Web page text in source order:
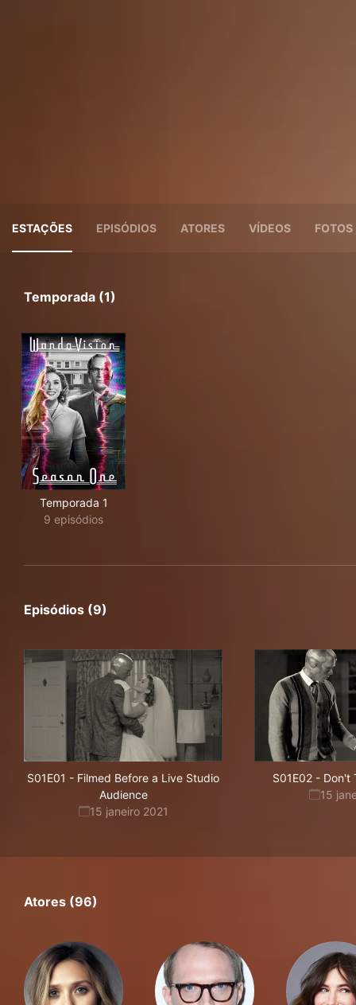
ESTAÇÕES EPISÓDIOS ATORES VÍDEOS FOTOS
Temporada (1)
Temporada 1
9 episódios
Episódios (9)
S01E01 - Filmed Before a Live Studio
Audience
15 janeiro 2021
S01E02 - Don't
15
Atores (96)